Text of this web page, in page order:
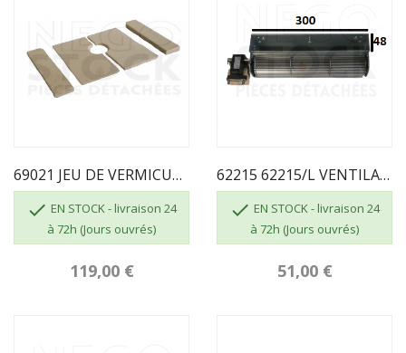
69021 JEU DE VERMICULITE ECOFOREST POUR FOYER LYON
 EN STOCK - livraison 24
à 72h (Jours ouvrés)
119,00 €
62215 62215/L VENTILATEUR DE CONVECTION VENUS...
 EN STOCK - livraison 24
à 72h (Jours ouvrés)
51,00 €